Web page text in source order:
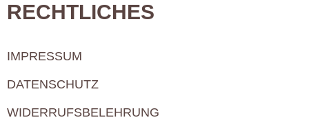
RECHTLICHES
IMPRESSUM
DATENSCHUTZ
WIDERRUFSBELEHRUNG